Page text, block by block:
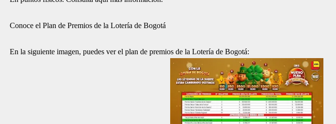
Conoce el Plan de Premios de la Lotería de Bogotá
En la siguiente imagen, puedes ver el plan de premios de la Lotería de Bogotá: